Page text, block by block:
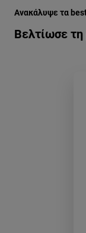
Βελτίωσε τη
Ανακάλυψε τα